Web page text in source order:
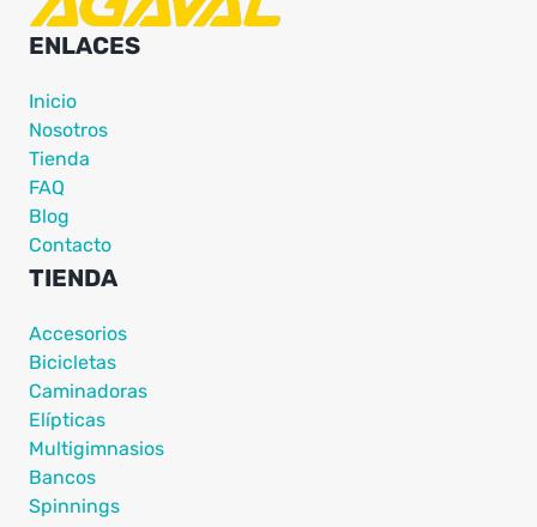
ENLACES
Inicio
Nosotros
Tienda
FAQ
Blog
Contacto
TIENDA
Accesorios
Bicicletas
Caminadoras
Elípticas
Multigimnasios
Bancos
Spinnings